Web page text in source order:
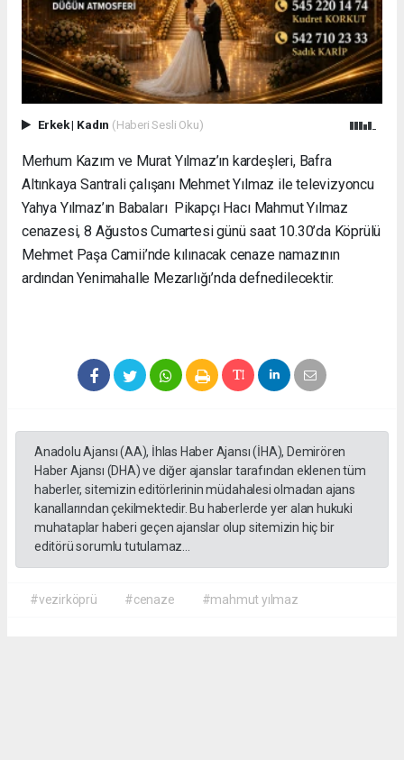
Erkek| Kadın (Haberi Sesli Oku)
Merhum Kazım ve Murat Yılmaz’ın kardeşleri, Bafra
Altınkaya Santrali çalışanı Mehmet Yılmaz ile televizyoncu
Yahya Yılmaz’ın Babaları Pikapçı Hacı Mahmut Yılmaz
cenazesi, 8 Ağustos Cumartesi günü saat 10.30’da Köprülü
Mehmet Paşa Camii’nde kılınacak cenaze namazının
ardından Yenimahalle Mezarlığı’nda defnedilecektir.
Anadolu Ajansı (AA), İhlas Haber Ajansı (İHA), Demirören
Haber Ajansı (DHA) ve diğer ajanslar tarafından eklenen tüm
haberler, sitemizin editörlerinin müdahalesi olmadan ajans
kanallarından çekilmektedir. Bu haberlerde yer alan hukuki
muhataplar haberi geçen ajanslar olup sitemizin hiç bir
editörü sorumlu tutulamaz...
#vezirköprü #cenaze #mahmut yılmaz